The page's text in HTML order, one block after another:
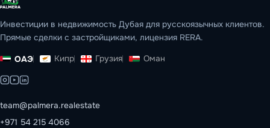
Инвестиции в недвижимость Дубая для русскоязычных клиентов.
Прямые сделки с застройщиками, лицензия RERA.
ОАЭ Кипр Грузия Оман
team@palmera.realestate
+971 54 215 4066